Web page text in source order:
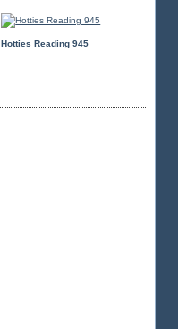
Hotties Reading 945